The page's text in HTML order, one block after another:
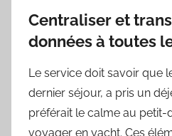
Centraliser et
données à toutes
Le service doit savoir que
dernier séjour, a pris un
préférait le calme au petit-
voyager en yacht. Ces